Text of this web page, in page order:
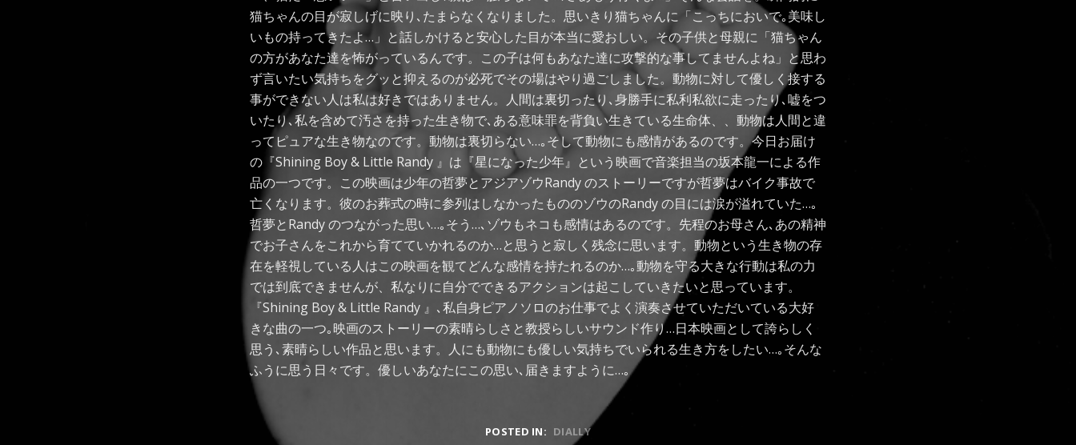
猫ちゃんの目が寂しげに映り､たまらなくなりました。思いきり猫ちゃんに「こっちにおいで｡美味し
いもの持ってきたよ…」と話しかけると安心した目が本当に愛おしい。その子供と母親に「猫ちゃん
の方があなた達を怖がっているんです。この子は何もあなた達に攻撃的な事してませんよね」と思わ
ず言いたい気持ちをグッと抑えるのが必死でその場はやり過ごしました。動物に対して優しく接する
事ができない人は私は好きではありません。人間は裏切ったり､身勝手に私利私欲に走ったり､嘘をつ
いたり､私を含めて汚さを持った生き物で､ある意味罪を背負い生きている生命体、、動物は人間と違
ってピュアな生き物なのです。動物は裏切らない…｡そして動物にも感情があるのです。今日お届け
の『Shining Boy & Little Randy 』は『星になった少年』という映画で音楽担当の坂本龍一による作
品の一つです。この映画は少年の哲夢とアジアゾウRandy のストーリーですが哲夢はバイク事故で
亡くなります。彼のお葬式の時に参列はしなかったもののゾウのRandy の目には涙が溢れていた…｡
哲夢とRandy のつながった思い…｡そう…､ゾウもネコも感情はあるのです。先程のお母さん､あの精神
でお子さんをこれから育てていかれるのか…と思うと寂しく残念に思います。動物という生き物の存
在を軽視している人はこの映画を観てどんな感情を持たれるのか…｡動物を守る大きな行動は私の力
では到底できませんが、私なりに自分でできるアクションは起こしていきたいと思っています。
『Shining Boy & Little Randy 』､私自身ピアノソロのお仕事でよく演奏させていただいている大好
きな曲の一つ｡映画のストーリーの素晴らしさと教授らしいサウンド作り…日本映画として誇らしく
思う､素晴らしい作品と思います。人にも動物にも優しい気持ちでいられる生き方をしたい…｡そんな
ふうに思う日々です。優しいあなたにこの思い､届きますように…｡
POSTED IN: DIALLY